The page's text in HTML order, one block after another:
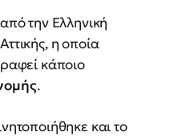
την Ελληνική
η οποία
κάποιο
.
και το